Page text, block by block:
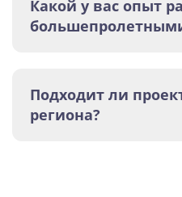
Какой у вас опыт
Подходит ли
региона?